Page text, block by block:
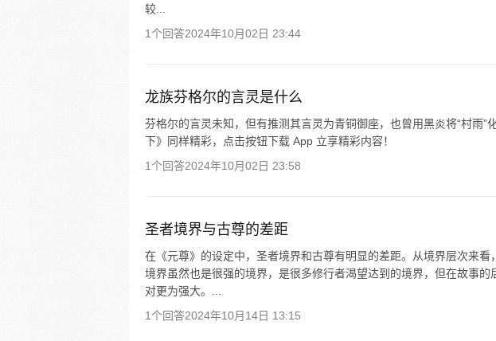
较...
1个回答2024年10月02日 23:44
龙族芬格尔的言灵是什么
芬格尔的言灵未知，但有推测其言灵为青铜御座，也曾用黑炎将“村雨”
下》同样精彩，点击按钮下载 App 立享精彩内容！
1个回答2024年10月02日 23:58
圣者境界与古尊的差距
在《元尊》的设定中，圣者境界和古尊有明显的差距。从境界层次来
境界虽然也是很强的境界，是很多修行者渴望达到的境界，但在故事的
对更为强大。...
1个回答2024年10月14日 13:15